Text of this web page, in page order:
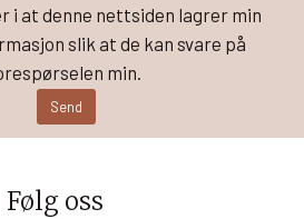
i at denne nettsiden lagrer min
slik at de kan svare på
min.
Følg oss